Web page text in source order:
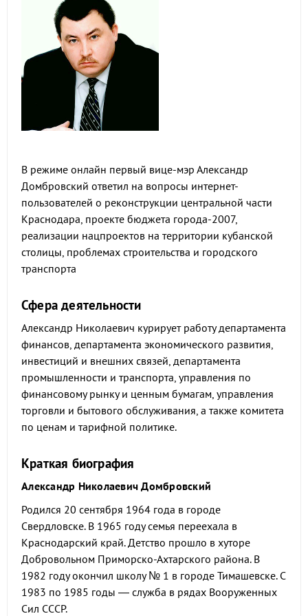
В режиме онлайн первый вице-мэр Александр
Домбровский ответил на вопросы интернет-
пользователей о реконструкции центральной части
Краснодара, проекте бюджета города-2007,
реализации нацпроектов на территории кубанской
столицы, проблемах строительства и городского
транспорта
Сфера деятельности
Александр Николаевич курирует работу департамента
финансов, департамента экономического развития,
инвестиций и внешних связей, департамента
промышленности и транспорта, управления по
финансовому рынку и ценным бумагам, управления
торговли и бытового обслуживания, а также комитета
по ценам и тарифной политике.
Краткая биография
Александр Николаевич Домбровский
Родился 20 сентября 1964 года в городе
Свердловске. В 1965 году семья переехала в
Краснодарский край. Детство прошло в хуторе
Добровольном Приморско-Ахтарского района. В
1982 году окончил школу № 1 в городе Тимашевске. С
1983 по 1985 годы — служба в рядах Вооруженных
Сил СССР.